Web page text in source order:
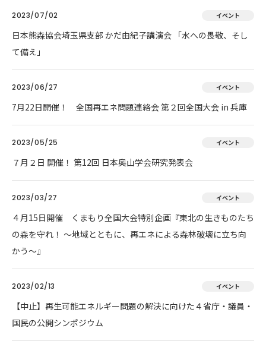
2023/07/02 イベント
日本熊森協会埼玉県支部 かだ由紀子講演会 「水への畏敬、そし
て備え」
2023/06/27 イベント
7月22日開催！ 全国再エネ問題連絡会 第２回全国大会 in 兵庫
2023/05/25 イベント
７月２日 開催！ 第12回 日本奥山学会研究発表会
2023/03/27 イベント
４月15日開催 くまもり全国大会特別企画『東北の生きものたち
の森を守れ！ 〜地域とともに、再エネによる森林破壊に立ち向
かう〜』
2023/02/13 イベント
【中止】再生可能エネルギー問題の解決に向けた４省庁・議員・
国民の公開シンポジウム